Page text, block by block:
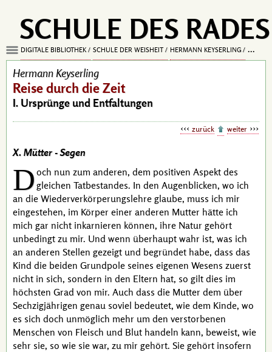
SCHULE DES RADES
DIGITALE BIBLIOTHEK SCHULE DER WEISHEIT HERMANN KEYSERLING REISE
Hermann Keyserling
Reise durch die Zeit
I. Ursprünge und Entfaltungen
zurück weiter
X. Mütter -Segen
Doch nun zum anderen, dem positiven Aspekt des
gleichen Tatbestandes. In den Augenblicken, wo ich
an die Wiederverkörperungslehre glaube, muss ich mir
eingestehen, im Körper einer anderen Mutter hätte ich
mich gar nicht inkarnieren können, ihre Natur gehört
unbedingt zu mir. Und wenn überhaupt wahr ist, was ich
an anderen Stellen gezeigt und begründet habe, dass das
Kind die beiden Grundpole seines eigenen Wesens zuerst
nicht in sich, sondern in den Eltern hat, so gilt dies im
höchsten Grad von mir. Auch dass die Mutter dem über
Sechzigjährigen genau soviel bedeutet, wie dem Kinde, wo
es sich doch unmöglich mehr um den verstorbenen
Menschen von Fleisch und Blut handeln kann, beweist, wie
sehr sie, so wie sie war, zu mir gehört. Sie gehört insofern